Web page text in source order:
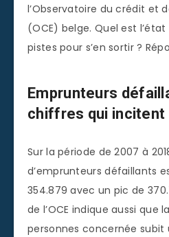
l’Observatoire du crédit et
(OCE) belge. Quel est
pistes pour s’en sortir ?
Emprunteurs
chiffres qui incitent
Sur la période de 2007 à
d’emprunteurs défaillants
354.879 avec un pic de
de l’OCE indique aussi que
personnes concernée